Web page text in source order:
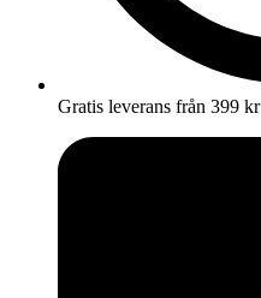
Gratis leverans från 399 kr